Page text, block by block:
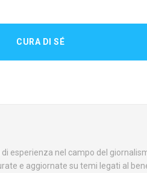
CURA DI SÉ
esperienza nel campo del
e aggiornate su temi legati al